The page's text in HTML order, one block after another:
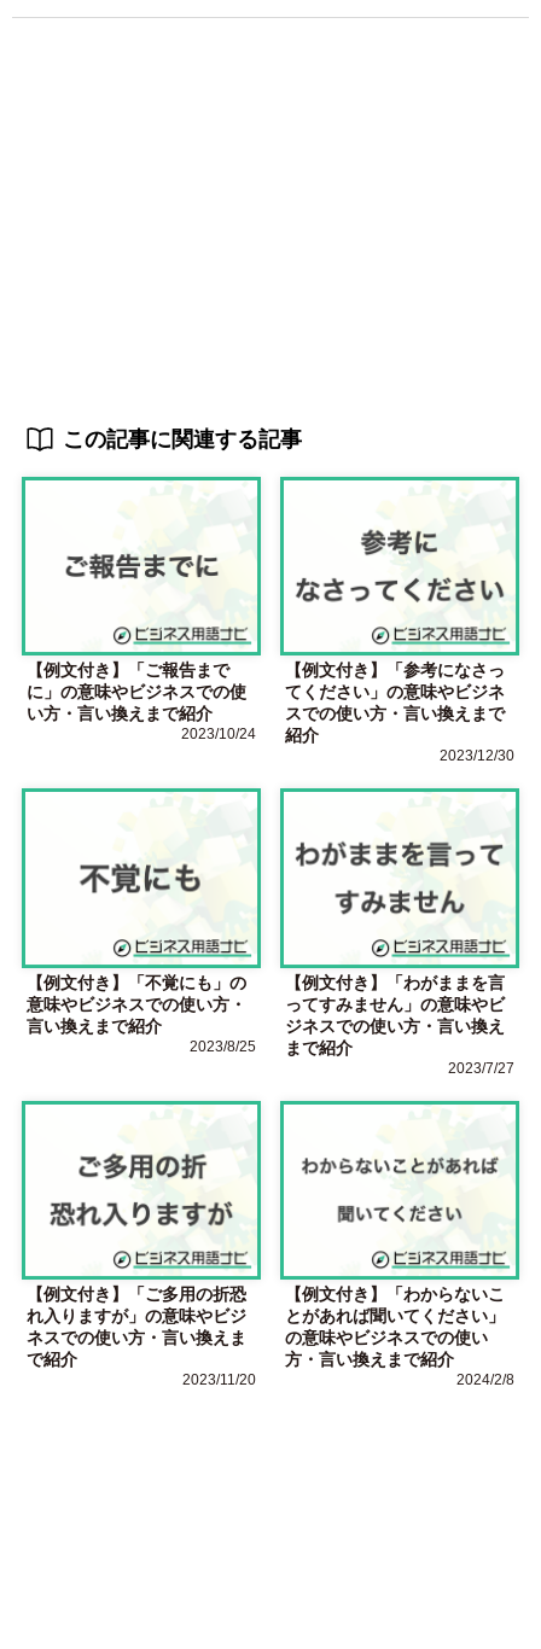
この記事に関連する記事
【例文付き】「ご報告まで
に」の意味やビジネスでの使
い方・言い換えまで紹介
2023/10/24
【例文付き】「参考になさっ
てください」の意味やビジネ
スでの使い方・言い換えまで
紹介
2023/12/30
【例文付き】「不覚にも」の
意味やビジネスでの使い方・
言い換えまで紹介
2023/8/25
【例文付き】「わがままを言
ってすみません」の意味やビ
ジネスでの使い方・言い換え
まで紹介
2023/7/27
【例文付き】「ご多用の折恐
れ入りますが」の意味やビジ
ネスでの使い方・言い換えま
で紹介
2023/11/20
【例文付き】「わからないこ
とがあれば聞いてください」
の意味やビジネスでの使い
方・言い換えまで紹介
2024/2/8